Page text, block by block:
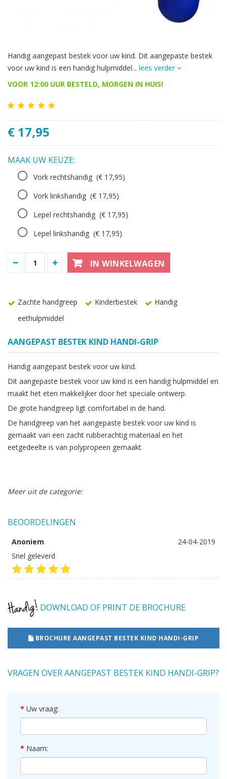
Handig aangepast bestek voor uw kind. Dit aangepaste bestek
voor uw kind is een handig hulpmiddel... lees verder
VOOR 12:00 UUR BESTELD, MORGEN IN HUIS!
€ 17,95
MAAK UW KEUZE:
Vork rechtshandig (€ 17,95)
Vork linkshandig (€ 17,95)
Lepel rechtshandig (€ 17,95)
Lepel linkshandig (€ 17,95)
IN WINKELWAGEN
Zachte handgreep Kinderbestek
Handig
eethulpmiddel
AANGEPAST BESTEK KIND HANDI-GRIP
Handig aangepast bestek voor uw kind.
Dit aangepaste bestek voor uw kind is een handig hulpmiddel en
maakt het eten makkelijker door het speciale ontwerp.
De grote handgreep ligt comfortabel in de hand.
De handgreep van het aangepaste bestek voor uw kind is
gemaakt van een zacht rubberachtig materiaal en het
eetgedeelte is van polypropeen gemaakt.
Meer uit de categorie:
BEOORDELINGEN
Anoniem
24-04-2019
Snel geleverd
DOWNLOAD OF PRINT DE BROCHURE
BROCHURE AANGEPAST BESTEK KIND HANDI-GRIP
VRAGEN OVER AANGEPAST BESTEK KIND HANDI-GRIP?
Uw vraag:
Naam: